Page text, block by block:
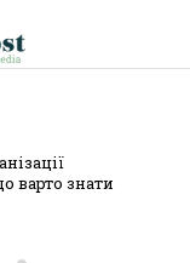
варто знати